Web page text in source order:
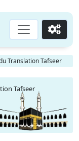
Go
Translation Tafseer
Tafseer